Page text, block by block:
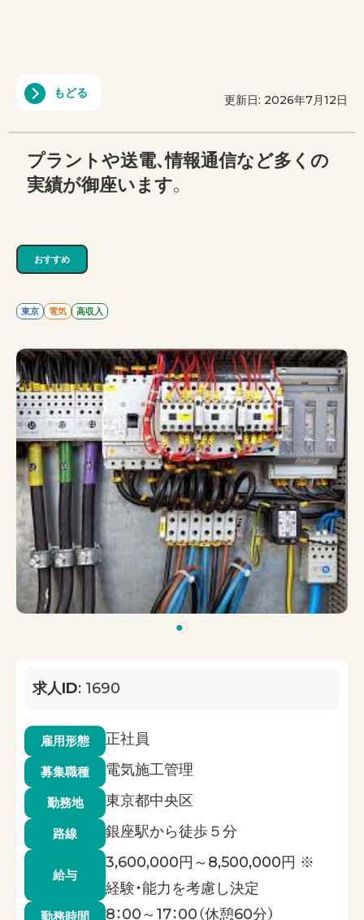
もどる 更新日: 2026年7月12日
プラントや送電、情報通信など多くの
実績が御座います。
おすすめ
東京 電気 高収入
求人ID: 1690
雇用形態 正社員
募集職種 電気施工管理
勤務地 東京都中央区
路線 銀座駅から徒歩５分
給与
3,600,000円～8,500,000円 ※
経験・能力を考慮し決定
勤務時間 8：00～17：00（休憩60分）